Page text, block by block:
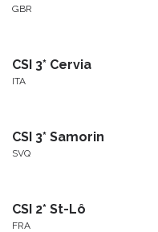
GBR
CSI 3* Cervia
ITA
CSI 3* Samorin
SVQ
CSI 2* St-Lô
FRA